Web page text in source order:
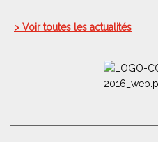
> Voir toutes les actualités